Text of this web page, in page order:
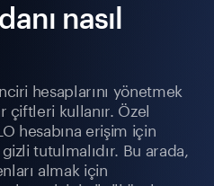
nasıl
hesaplarını yönetmek
çiftleri kullanır. Özel
hesabına erişim için
tutulmalıdır. Bu arada,
almak için